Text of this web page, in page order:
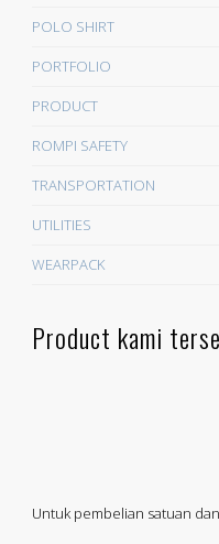
POLO SHIRT
PORTFOLIO
PRODUCT
ROMPI SAFETY
TRANSPORTATION
UTILITIES
WEARPACK
Product kami
Untuk pembelian satuan